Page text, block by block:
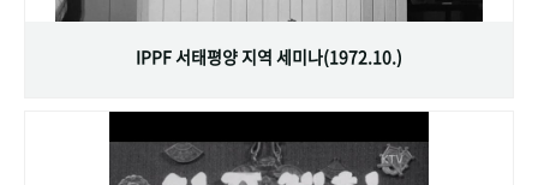
IPPF 서태평양 지역 세미나(1972.10.)